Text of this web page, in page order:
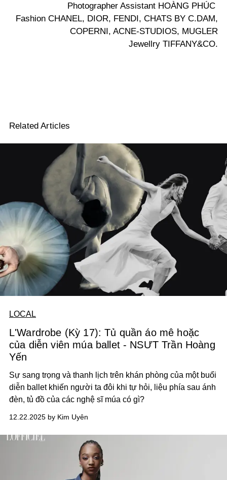
Photographer Assistant HOÀNG PHÚC
Fashion CHANEL, DIOR, FENDI, CHATS BY C.DAM,
COPERNI, ACNE-STUDIOS, MUGLER
Jewellry TIFFANY&CO.
Related Articles
LOCAL
L'Wardrobe (Kỳ 17): Tủ quần áo mê hoặc
của diễn viên múa ballet - NSƯT Trần Hoàng
Yến
Sự sang trọng và thanh lịch trên khán phòng của một buổi
diễn ballet khiến người ta đôi khi tự hỏi, liệu phía sau ánh
đèn, tủ đồ của các nghệ sĩ múa có gì?
12.22.2025 by Kim Uyên